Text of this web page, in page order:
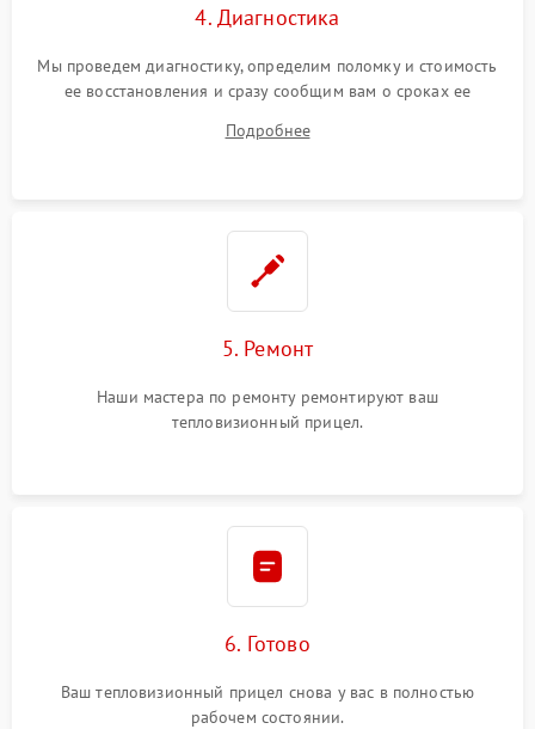
4. Диагностика
Мы проведем диагностику, определим поломку и стоимость
ее восстановления и сразу сообщим вам о сроках ее
Подробнее
5. Ремонт
Наши мастера по ремонту ремонтируют ваш
тепловизионный прицел.
6. Готово
Ваш тепловизионный прицел снова у вас в полностью
рабочем состоянии.